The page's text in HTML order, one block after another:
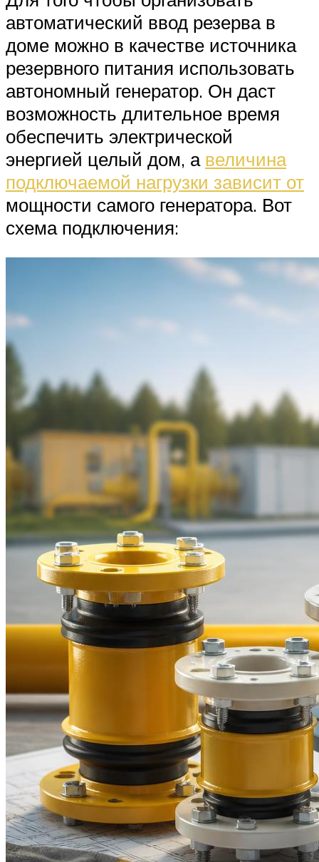
автоматический ввод резерва в
доме можно в качестве источника
резервного питания использовать
автономный генератор. Он даст
возможность длительное время
обеспечить электрической
энергией целый дом, а величина
подключаемой нагрузки зависит от
мощности самого генератора. Вот
схема подключения: